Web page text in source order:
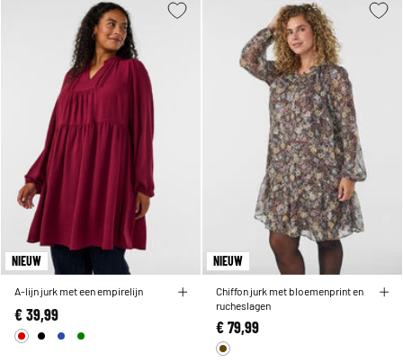
NIEUW
A-lijn jurk met een empirelijn
€ 39,99
NIEUW
Chiffon jurk met bloemenprint en
rucheslagen
€ 79,99